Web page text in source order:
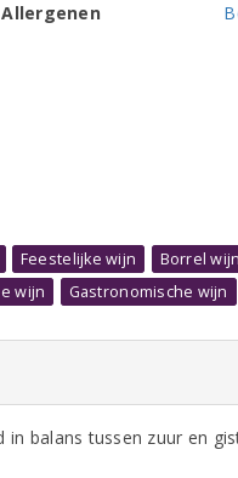
Allergenen
Feestelijke wijn Borrel wijn
wijn Gastronomische wijn
in balans tussen zuur en